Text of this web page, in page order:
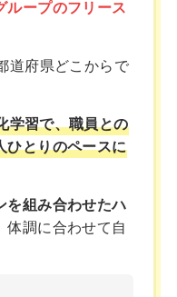
ループのフリース
道府県どこからで
学習で、職員との
ひとりのペースに
を組み合わせたハ
体調に合わせて自